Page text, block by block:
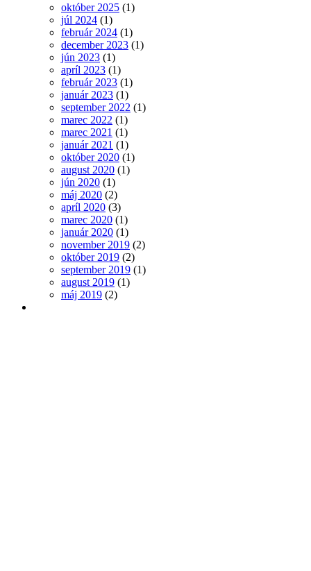
október 2025 (1)
júl 2024 (1)
február 2024 (1)
december 2023 (1)
jún 2023 (1)
apríl 2023 (1)
február 2023 (1)
január 2023 (1)
september 2022 (1)
marec 2022 (1)
marec 2021 (1)
január 2021 (1)
október 2020 (1)
august 2020 (1)
jún 2020 (1)
máj 2020 (2)
apríl 2020 (3)
marec 2020 (1)
január 2020 (1)
november 2019 (2)
október 2019 (2)
september 2019 (1)
august 2019 (1)
máj 2019 (2)